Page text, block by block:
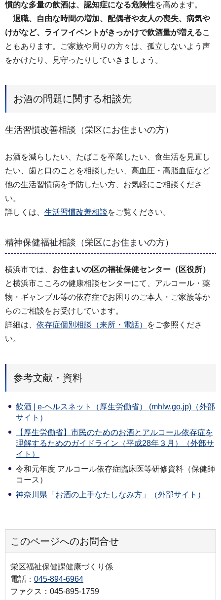
慣的な多量の飲酒は、認知症になる危険性を高めます。
退職、自由な時間の増加、配偶者や友人の喪失、病気や
けがなど、ライフイベントがきっかけで飲酒量が増えるこ
ともあります。ご家族や周りの方々は、孤立しないよう声
をかけたり、見守ったりしていきましょう。
お酒の問題に関する相談先
生活習慣改善相談（栄区にお住まいの方）
お酒を減らしたい、たばこを卒業したい、食生活を見直し
たい、歯と口のことを相談したい、高血圧・高脂血症など
他の生活習慣病を予防したい方、お気軽にご相談くださ
い。
詳しくは、 生活習慣改善相談をご覧ください。
精神保健福祉相談（栄区にお住まいの方）
横浜市では、 お住まいの区の福祉保健センター（区役所）
と横浜市こころの健康相談センターにて、アルコール・薬
物・ギャンブル等の依存症でお困りのご本人・ご家族等か
らのご相談をお受けしています。
詳細は、 依存症個別相談（来所・電話）
をご参照くださ
い。
参考文献・資料
飲酒 | e-ヘルスネット（厚生労働省） (mhlw.go.jp)（外部
サイト）
【厚生労働省】市民のためのお酒とアルコール依存症を
理解するためのガイドライン（平成28年３月）（外部サ
イト）
令和元年度 アルコール依存症臨床医等研修資料（保健師
コース）
神奈川県「お酒の上手なたしなみ方」（外部サイト）
このページへのお問合せ
栄区福祉保健課健康づくり係
電話： 045-894-6964
ファクス：045-895-1759